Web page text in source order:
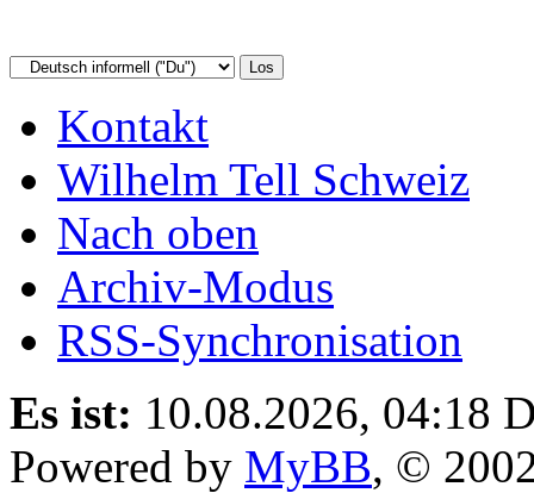
Kontakt
Wilhelm Tell Schweiz
Nach oben
Archiv-Modus
RSS-Synchronisation
Es ist: 10.08.2026, 04:18
Powered by MyBB, ©